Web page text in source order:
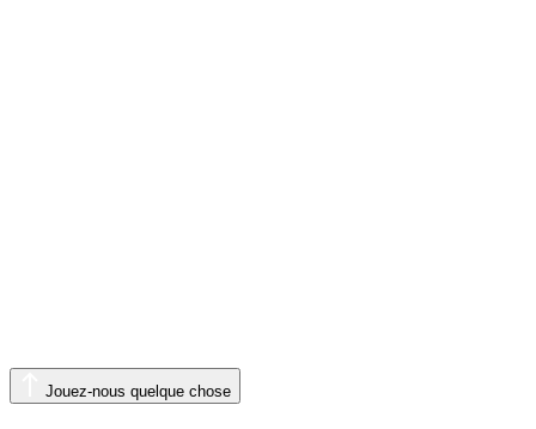
Jouez-nous quelque chose